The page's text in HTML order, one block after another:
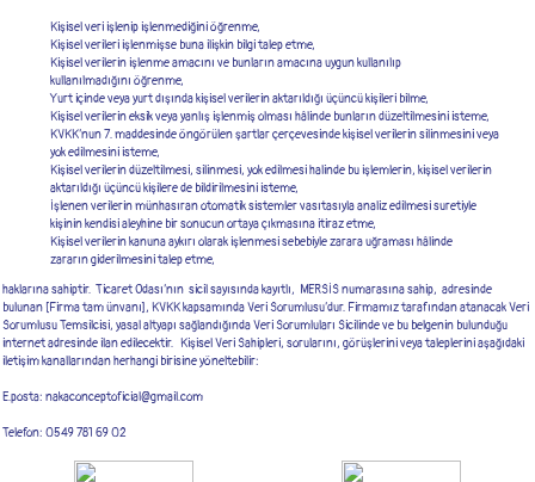
Kişisel veri işlenip işlenmediğini öğrenme,
Kişisel verileri işlenmişse buna ilişkin bilgi talep etme,
Kişisel verilerin işlenme amacını ve bunların amacına uygun kullanılıp
kullanılmadığını öğrenme,
Yurt içinde veya yurt dışında kişisel verilerin aktarıldığı üçüncü kişileri bilme,
Kişisel verilerin eksik veya yanlış işlenmiş olması hâlinde bunların düzeltilmesini isteme,
KVKK’nun 7. maddesinde öngörülen şartlar çerçevesinde kişisel verilerin silinmesini veya
yok edilmesini isteme,
Kişisel verilerin düzeltilmesi, silinmesi, yok edilmesi halinde bu işlemlerin, kişisel verilerin
aktarıldığı üçüncü kişilere de bildirilmesini isteme,
İşlenen verilerin münhasıran otomatik sistemler vasıtasıyla analiz edilmesi suretiyle
kişinin kendisi aleyhine bir sonucun ortaya çıkmasına itiraz etme,
Kişisel verilerin kanuna aykırı olarak işlenmesi sebebiyle zarara uğraması hâlinde
zararın giderilmesini talep etme,
haklarına sahiptir. Ticaret Odası’nın sicil sayısında kayıtlı, MERSİS numarasına sahip, adresinde
bulunan [Firma tam ünvanı], KVKK kapsamında Veri Sorumlusu’dur. Firmamız tarafından atanacak Veri
Sorumlusu Temsilcisi, yasal altyapı sağlandığında Veri Sorumluları Sicilinde ve bu belgenin bulunduğu
internet adresinde ilan edilecektir. Kişisel Veri Sahipleri, sorularını, görüşlerini veya taleplerini aşağıdaki
iletişim kanallarından herhangi birisine yöneltebilir:
E.posta: nakaconceptoficial@gmail.com
Telefon: 0549 781 69 02